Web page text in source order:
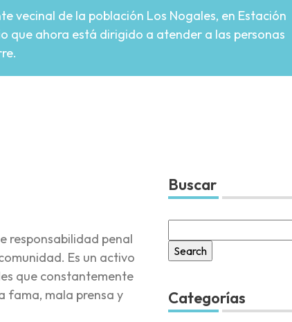
vecinal de la población Los Nogales, en Estación
que ahora está dirigido a atender a las personas
responsabilidad penal
Es un activo
que constantemente
fama, mala prensa y
Buscar
for:
Categorías